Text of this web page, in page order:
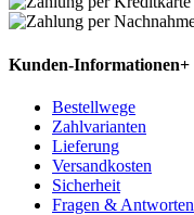
Kunden-Informationen+
Bestellwege
Zahlvarianten
Lieferung
Versandkosten
Sicherheit
Fragen & Antworten